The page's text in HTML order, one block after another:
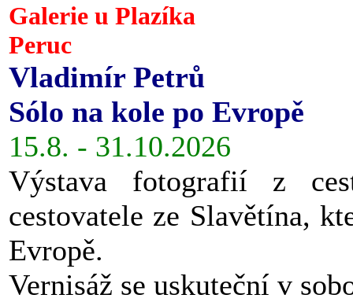
Galerie u Plazíka
Peruc
Vladimír Petrů
Sólo na kole po Evropě
15.8. - 31.10.2026
Výstava fotografií z
cestovatele ze Slavětína,
Evropě.
Vernisáž se uskuteční v